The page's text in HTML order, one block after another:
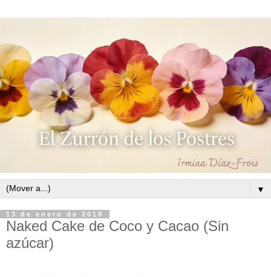
▼
13 de enero de 2019
Naked Cake de Coco y Cacao (Sin
azúcar)